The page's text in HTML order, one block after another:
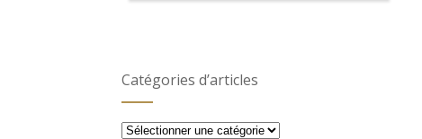
Catégories d’articles
Catégories